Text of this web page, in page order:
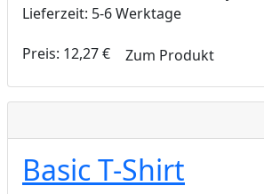
Lieferzeit: 5-6 Werktage
Preis: 12,27€ Zum Produkt
Basic T-Shirt